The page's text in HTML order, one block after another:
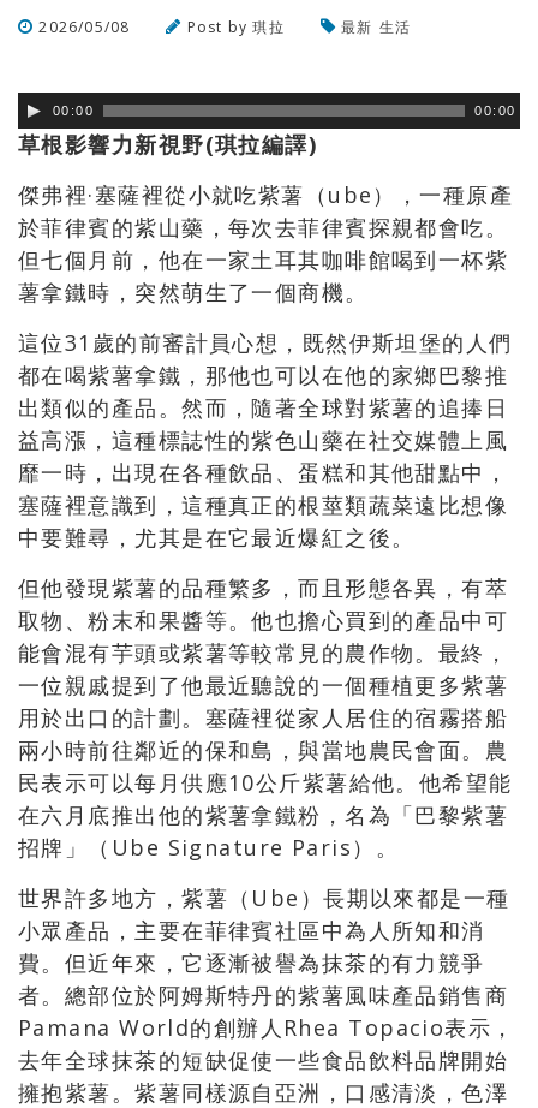
2026/05/08 Post by琪拉 最新 生活
00:00 00:00
草根影響力新視野(琪拉編譯)
傑弗裡·塞薩裡從小就吃紫薯（ube），一種原產
於菲律賓的紫山藥，每次去菲律賓探親都會吃。
但七個月前，他在一家土耳其咖啡館喝到一杯紫
薯拿鐵時，突然萌生了一個商機。
這位31歲的前審計員心想，既然伊斯坦堡的人們
都在喝紫薯拿鐵，那他也可以在他的家鄉巴黎推
出類似的產品。然而，隨著全球對紫薯的追捧日
益高漲，這種標誌性的紫色山藥在社交媒體上風
靡一時，出現在各種飲品、蛋糕和其他甜點中，
塞薩裡意識到，這種真正的根莖類蔬菜遠比想像
中要難尋，尤其是在它最近爆紅之後。
但他發現紫薯的品種繁多，而且形態各異，有萃
取物、粉末和果醬等。他也擔心買到的產品中可
能會混有芋頭或紫薯等較常見的農作物。最終，
一位親戚提到了他最近聽說的一個種植更多紫薯
用於出口的計劃。塞薩裡從家人居住的宿霧搭船
兩小時前往鄰近的保和島，與當地農民會面。農
民表示可以每月供應10公斤紫薯給他。他希望能
在六月底推出他的紫薯拿鐵粉，名為「巴黎紫薯
招牌」（Ube Signature Paris）。
世界許多地方，紫薯（Ube）長期以來都是一種
小眾產品，主要在菲律賓社區中為人所知和消
費。但近年來，它逐漸被譽為抹茶的有力競爭
者。總部位於阿姆斯特丹的紫薯風味產品銷售商
Pamana World的創辦人Rhea Topacio表示，
去年全球抹茶的短缺促使一些食品飲料品牌開始
擁抱紫薯。紫薯同樣源自亞洲，口感清淡，色澤